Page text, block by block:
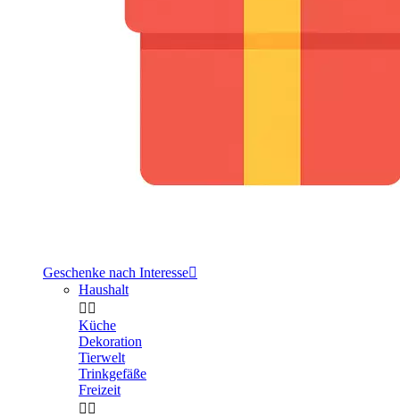
Geschenke nach Interesse
Haushalt
 
Küche
Dekoration
Tierwelt
Trinkgefäße
Freizeit
 